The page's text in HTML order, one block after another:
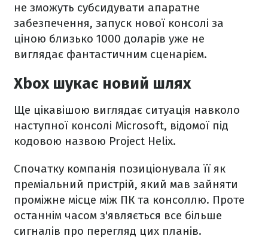
не зможуть субсидувати апаратне
забезпечення, запуск нової консолі за
ціною близько 1000 доларів уже не
виглядає фантастичним сценарієм.
Xbox шукає новий шлях
Ще цікавішою виглядає ситуація навколо
наступної консолі Microsoft, відомої під
кодовою назвою Project Helix.
Спочатку компанія позиціонувала її як
преміальний пристрій, який мав зайняти
проміжне місце між ПК та консоллю. Проте
останнім часом з'являється все більше
сигналів про перегляд цих планів.